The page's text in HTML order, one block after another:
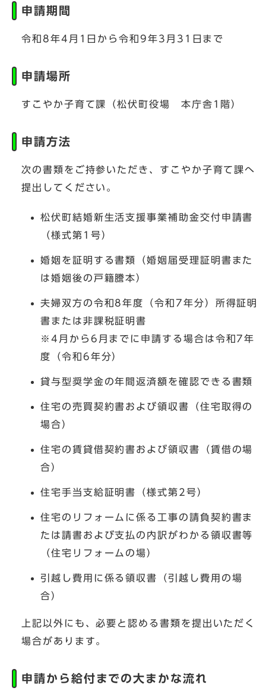
申請期間
令和8年4月1日から令和9年3月31日まで
申請場所
すこやか子育て課（松伏町役場 本庁舎1階）
申請方法
次の書類をご持参いただき、すこやか子育て課へ
提出してください。
松伏町結婚新生活支援事業補助金交付申請書
（様式第1号）
婚姻を証明する書類（婚姻届受理証明書また
は婚姻後の戸籍謄本）
夫婦双方の令和8年度（令和7年分）所得証明
書または非課税証明書
※4月から6月までに申請する場合は令和7年
度（令和6年分）
貸与型奨学金の年間返済額を確認できる書類
住宅の売買契約書および領収書（住宅取得の
場合）
住宅の賃貸借契約書および領収書（賃借の場
合）
住宅手当支給証明書（様式第2号）
住宅のリフォームに係る工事の請負契約書ま
たは請書および支払の内訳がわかる領収書等
（住宅リフォームの場）
引越し費用に係る領収書（引越し費用の場
合）
上記以外にも、必要と認める書類を提出いただく
場合があります。
申請から給付までの大まかな流れ